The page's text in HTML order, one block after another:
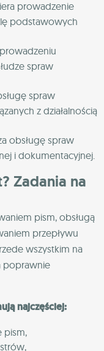
prowadzenie
podstawowych
spraw
spraw
z działalnością
obsługę spraw
i dokumentacyjnej.
Zadania na
pism, obsługą
przepływu
wszystkim na
poprawnie
najczęściej:
pism,